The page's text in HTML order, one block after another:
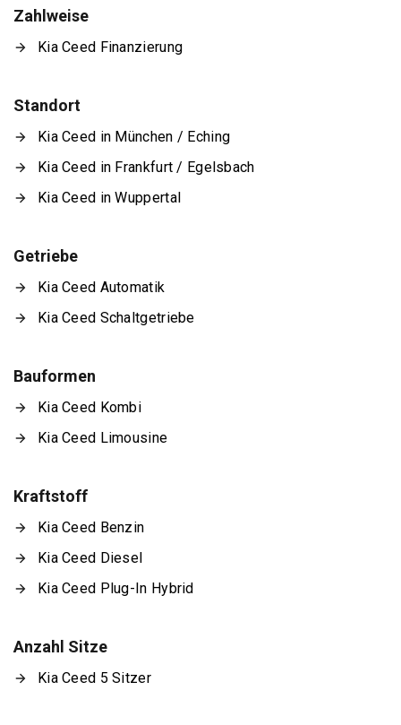
Zahlweise
Kia Ceed Finanzierung
Standort
Kia Ceed in München / Eching
Kia Ceed in Frankfurt / Egelsbach
Kia Ceed in Wuppertal
Getriebe
Kia Ceed Automatik
Kia Ceed Schaltgetriebe
Bauformen
Kia Ceed Kombi
Kia Ceed Limousine
Kraftstoff
Kia Ceed Benzin
Kia Ceed Diesel
Kia Ceed Plug-In Hybrid
Anzahl Sitze
Kia Ceed 5 Sitzer